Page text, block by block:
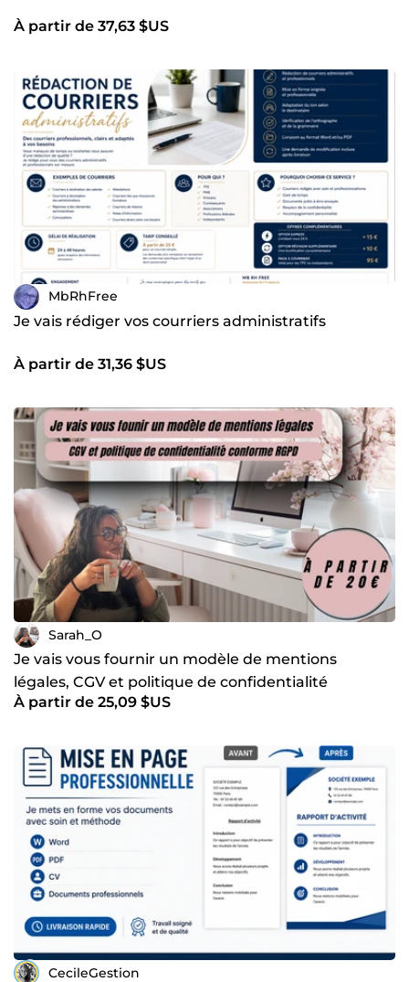
À partir de 37,63 $US
MbRhFree
Je vais rédiger vos courriers administratifs
À partir de 31,36 $US
Sarah_O
Je vais vous fournir un modèle de mentions
légales, CGV et politique de confidentialité
conforme RGPD
À partir de 25,09 $US
CecileGestion